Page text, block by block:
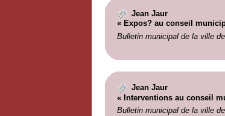
Jean Jaur
« Expos? au conseil
Bulletin municipal de la ville
Jean Jaur
« Interventions au conseil
Bulletin municipal de la ville